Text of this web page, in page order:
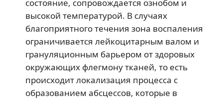
состояние, сопровождается ознобом и
высокой температурой. В случаях
благоприятного течения зона воспаления
ограничивается лейкоцитарным валом и
грануляционным барьером от здоровых
окружающих флегмону тканей, то есть
происходит локализация процесса с
образованием абсцессов, которые в